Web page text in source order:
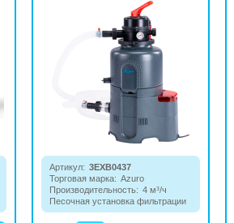
Артикул: 3EXB0437
Торговая марка: Azuro
Производительность: 4 м³/ч
Песочная установка фильтрации
для бассейнов объемом до 16